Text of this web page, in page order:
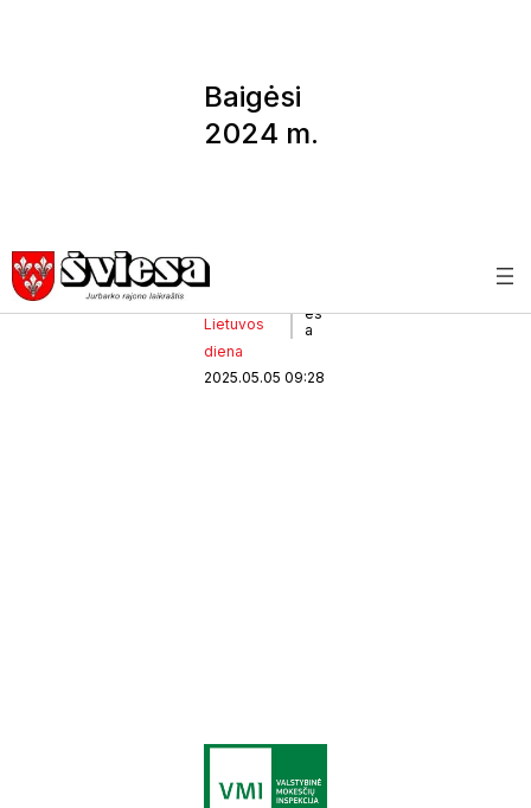
Baigėsi
2024 m.
Lietuvos
diena
es
a
2025.05.05 09:28